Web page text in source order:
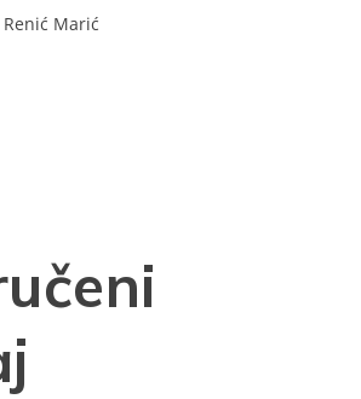
Marić